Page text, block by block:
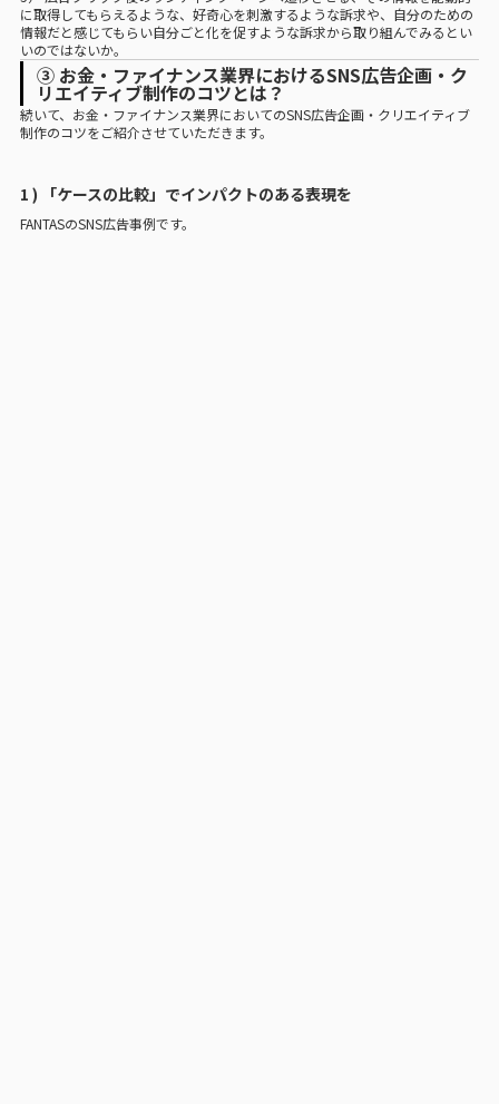
に取得してもらえるような、好奇心を刺激するような訴求や、自分のための
情報だと感じてもらい自分ごと化を促すような訴求から取り組んでみるとい
いのではないか。
③ お金・ファイナンス業界におけるSNS広告企画・ク
リエイティブ制作のコツとは？
続いて、お金・ファイナンス業界においてのSNS広告企画・クリエイティブ
制作のコツをご紹介させていただきます。
1 ) 「ケースの比較」でインパクトのある表現を
FANTASのSNS広告事例です。